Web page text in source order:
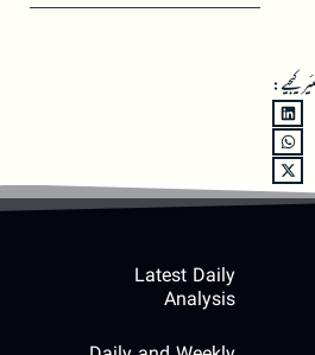
کیجیے:
Latest Daily
Analysis